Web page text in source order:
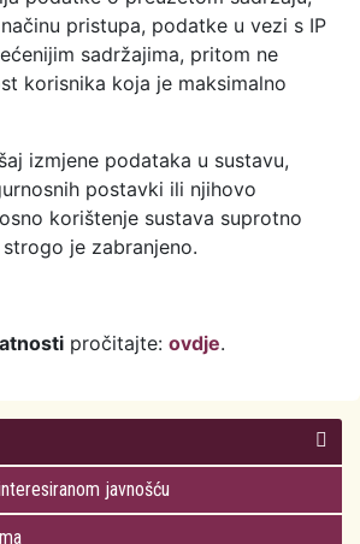
pristupa, podatke u vezi s IP
sadržajima, pritom ne
korisnika koja je maksimalno
izmjene podataka u sustavu,
postavki ili njihovo
korištenje sustava suprotno
je zabranjeno.
pročitajte: ovdje.
javnošću